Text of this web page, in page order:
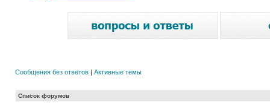
Сообщения без ответов | Активные темы
Список форумов